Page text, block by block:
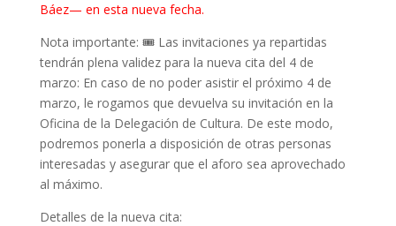
Báez— en esta nueva fecha.
Nota importante: 🎟️ Las invitaciones ya repartidas
tendrán plena validez para la nueva cita del 4 de
marzo: En caso de no poder asistir el próximo 4 de
marzo, le rogamos que devuelva su invitación en la
Oficina de la Delegación de Cultura. De este modo,
podremos ponerla a disposición de otras personas
interesadas y asegurar que el aforo sea aprovechado
al máximo.
Detalles de la nueva cita: